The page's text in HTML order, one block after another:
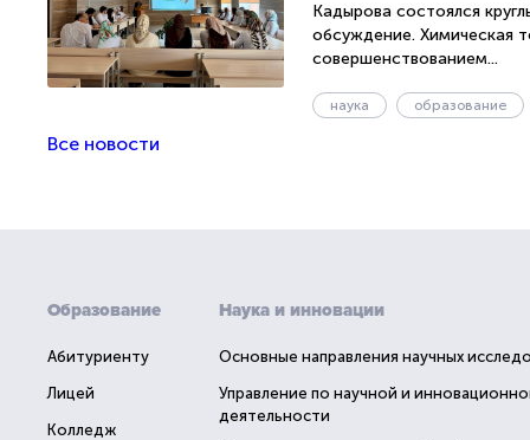
Кадырова состоялся
обсуждение. Химическая
совершенствованием...
наука образование
Все новости
Образование
Абитуриенту
Лицей
Колледж
Наука и инновации
Основные направления научных
Управление по научной и
деятельности